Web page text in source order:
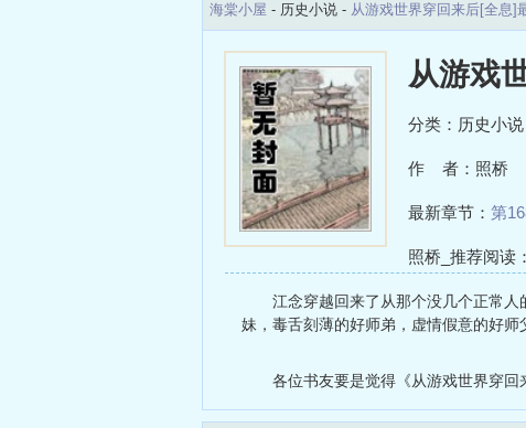
海棠小屋 - 历史小说 - 从游戏世界穿回来后[全息]
从游戏
分类：历史小说
作 者：照桥
最新章节： 第
照桥_推荐阅读：
裁是冷文霸主[快
江念穿越回来了从那个没几个正常
妹，毒舌刻薄的好师弟，虚情假意的好
各位书友要是觉得《从游戏世界穿回